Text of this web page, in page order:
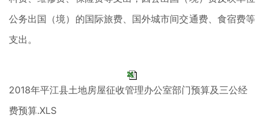
公务出国（境）的国际旅费、国外城市间交通费、食宿费等
支出。
2018年平江县土地房屋征收管理办公室部门预算及三公经
费预算.XLS